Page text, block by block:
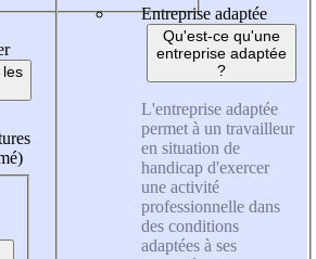
Entreprise adaptée
Qu'est-ce qu'une
entreprise adaptée
?
L'entreprise adaptée
permet à un travailleur
en situation de
handicap d'exercer
une activité
professionnelle dans
des conditions
adaptées à ses